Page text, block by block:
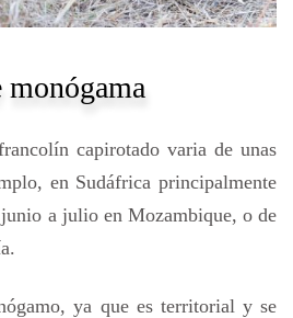
monógama
capirotado varia de unas
en Sudáfrica principalmente
a julio en Mozambique, o de
ya que es territorial y se